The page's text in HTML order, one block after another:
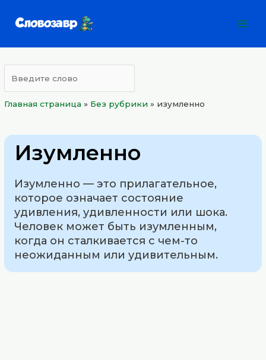
Главная страница » Без рубрики » изумленно
Изумленно
Изумленно — это прилагательное,
которое означает состояние
удивления, удивленности или шока.
Человек может быть изумленным,
когда он сталкивается с чем-то
неожиданным или удивительным.